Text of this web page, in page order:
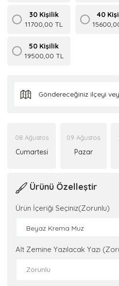
30 Kişilik
11700,00 TL
40
50 Kişilik
19500,00 TL
08 Ağustos
Cumartesi
09 Ağustos
Pazar
Ürünü Özelleştir
Ürün İçeriği Seçiniz(Zorunlu)
Beyaz Krema Muz
Alt Zemine Yazılacak Yazı